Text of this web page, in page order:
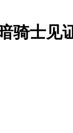
骑士